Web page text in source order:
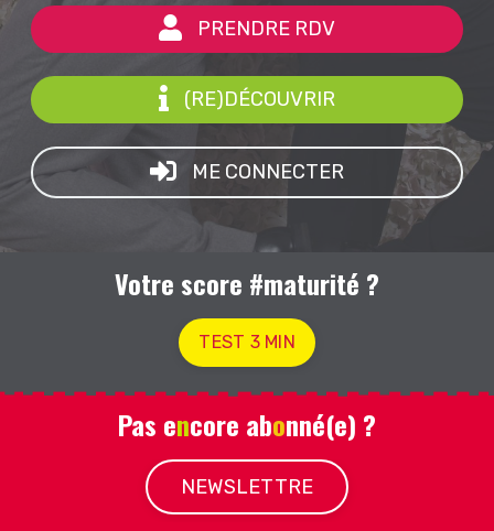
PRENDRE RDV
(RE)DÉCOUVRIR
ME CONNECTER
Votre score #maturité ?
TEST 3 MIN
Pas encore abonné(e) ?
NEWSLETTRE